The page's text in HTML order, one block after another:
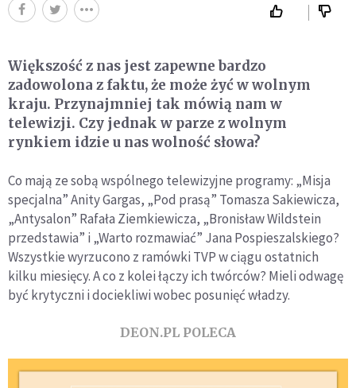
Większość z nas jest zapewne bardzo
zadowolona z faktu, że może żyć w wolnym
kraju. Przynajmniej tak mówią nam w
telewizji. Czy jednak w parze z wolnym
rynkiem idzie u nas wolność słowa?
Co mają ze sobą wspólnego telewizyjne programy: „Misja
specjalna” Anity Gargas, „Pod prasą” Tomasza Sakiewicza,
„Antysalon” Rafała Ziemkiewicza, „Bronisław Wildstein
przedstawia” i „Warto rozmawiać” Jana Pospieszalskiego?
Wszystkie wyrzucono z ramówki TVP w ciągu ostatnich
kilku miesięcy. A co z kolei łączy ich twórców? Mieli odwagę
być krytyczni i dociekliwi wobec posunięć władzy.
DEON.PL POLECA